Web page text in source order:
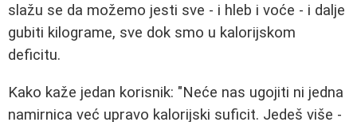
slažu se da možemo jesti sve - i hleb i voće - i dalje
gubiti kilograme, sve dok smo u kalorijskom
deficitu.
Kako kaže jedan korisnik: "Neće nas ugojiti ni jedna
namirnica već upravo kalorijski suficit. Jedeš više -